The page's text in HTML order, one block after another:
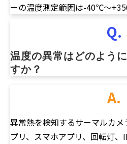
ーの温度測定範囲は-40℃～
Q.
温度の異常はどのよう
すか？
A.
異常熱を検知するサーマルカ
プリ、スマホアプリ、回転灯